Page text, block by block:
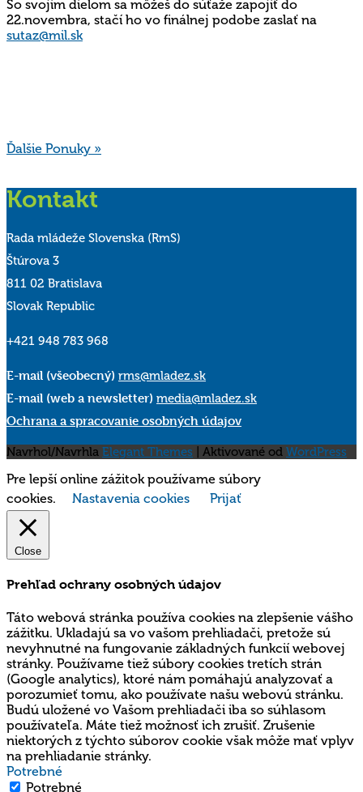
So svojim dielom sa môžeš do súťaže zapojiť do
22.novembra, stačí ho vo finálnej podobe zaslať na
sutaz@mil.sk
Ďalšie Ponuky »
Kontakt
Rada mládeže Slovenska (RmS)
Štúrova 3
811 02 Bratislava
Slovak Republic
+421 948 783 968
E-mail (všeobecný) rms@mladez.sk
E-mail (web a newsletter) media@mladez.sk
Ochrana a spracovanie osobných údajov
Navrhol/Navrhla Elegant Themes | Aktivované od WordPress
Pre lepší online zážitok používame súbory
cookies.
Nastavenia cookies Prijať
Close
Prehľad ochrany osobných údajov
Táto webová stránka používa cookies na zlepšenie vášho
zážitku. Ukladajú sa vo vašom prehliadači, pretože sú
nevyhnutné na fungovanie základných funkcií webovej
stránky. Používame tiež súbory cookies tretích strán
(Google analytics), ktoré nám pomáhajú analyzovať a
porozumieť tomu, ako používate našu webovú stránku.
Budú uložené vo Vašom prehliadači iba so súhlasom
používateľa. Máte tiež možnosť ich zrušiť. Zrušenie
niektorých z týchto súborov cookie však môže mať vplyv
na prehliadanie stránky.
Potrebné
Potrebné